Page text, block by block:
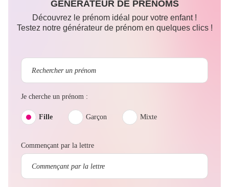
GÉNÉRATEUR DE PRÉNOMS
Découvrez le prénom idéal pour votre enfant !
Testez notre générateur de prénom en quelques clics !
Je cherche un prénom :
Fille Garçon Mixte
Commençant par la lettre